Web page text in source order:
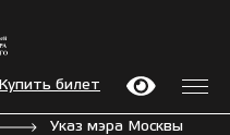
Купить билет
Указ мэра Москвы